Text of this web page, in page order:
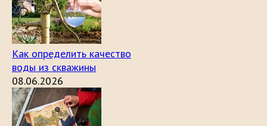
Как определить качество
воды из скважины
08.06.2026